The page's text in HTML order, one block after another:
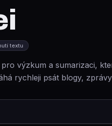
textu
výzkum a sumarizaci,
rychleji psát blogy,